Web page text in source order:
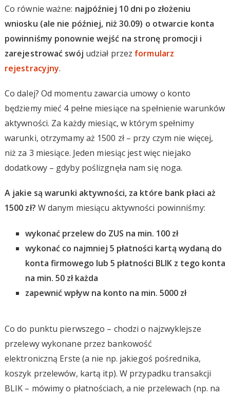
Co równie ważne: najpóźniej 10 dni po złożeniu
wniosku (ale nie później, niż 30.09) o otwarcie konta
powinniśmy ponownie wejść na stronę promocji i
zarejestrować swój udział przez formularz
rejestracyjny.
Co dalej? Od momentu zawarcia umowy o konto
będziemy mieć 4 pełne miesiące na spełnienie warunków
aktywności. Za każdy miesiąc, w którym spełnimy
warunki, otrzymamy aż 1500 zł – przy czym nie więcej,
niż za 3 miesiące. Jeden miesiąc jest więc niejako
dodatkowy – gdyby poślizgnęła nam się noga.
A jakie są warunki aktywności, za które bank płaci aż
1500 zł? W danym miesiącu aktywności powinniśmy:
wykonać przelew do ZUS na min. 100 zł
wykonać co najmniej 5 płatności kartą wydaną do
konta firmowego lub 5 płatności BLIK z tego konta
na min. 50 zł każda
zapewnić wpływ na konto na min. 5000 zł
Co do punktu pierwszego – chodzi o najzwyklejsze
przelewy wykonane przez bankowość
elektroniczną Erste (a nie np. jakiegoś pośrednika,
koszyk przelewów, kartą itp). W przypadku transakcji
BLIK – mówimy o płatnościach, a nie przelewach (np. na